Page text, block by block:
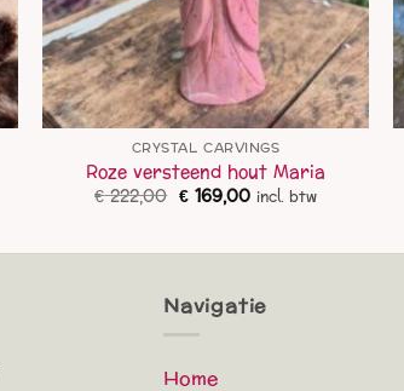
CRYSTAL CARVINGS
Roze versteend hout Maria
€222,00 Oorspronkelijke
prijs
€ 222,00.
€169,00Huidige
prijs
€ 169,00.
incl. btw
Navigatie
Home